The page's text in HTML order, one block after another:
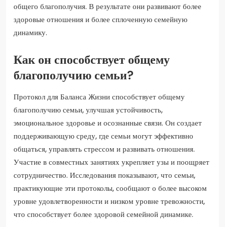
общего благополучия. В результате они развивают более
здоровые отношения и более сплоченную семейную
динамику.
Как он способствует общему
благополучию семьи?
Протокол для Баланса Жизни способствует общему
благополучию семьи, улучшая устойчивость,
эмоциональное здоровье и осознанные связи. Он создает
поддерживающую среду, где семьи могут эффективно
общаться, управлять стрессом и развивать отношения.
Участие в совместных занятиях укрепляет узы и поощряет
сотрудничество. Исследования показывают, что семьи,
практикующие эти протоколы, сообщают о более высоком
уровне удовлетворенности и низком уровне тревожности,
что способствует более здоровой семейной динамике.